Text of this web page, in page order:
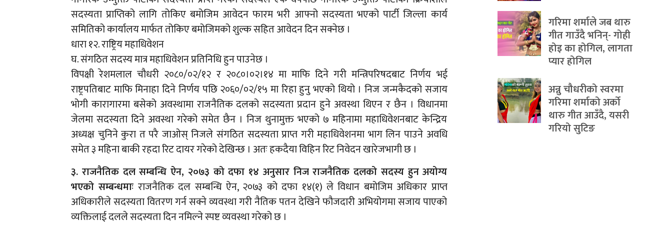
सदस्यता प्राप्तिको लागि तोकिए बमोजिम आवेदन फारम भरी आफ्नो सदस्यता भएको पार्टी जिल्ला कार्य
समितिको कार्यालय मार्फत तोकिए बमोजिमको शुल्क सहित आवेदन दिन सक्नेछ ।
धारा १२. राष्ट्रिय महाधिवेशन
घ. संगठित सदस्य मात्र महाधिवेशन प्रतिनिधि हुन पाउनेछ ।
विपक्षी रेशमलाल चौधरी २०८०/०२/१२ र २०८०।०२।१४ मा माफि दिने गरी मन्त्रिपरिषदबाट निर्णय भई
राष्ट्रपतिबाट माफि मिनाहा दिने निर्णय पछि २०६०/०२/१५ मा रिहा हुनु भएको थियो । निज जन्मकैदको सजाय
भोगी कारागारमा बसेको अवस्थामा राजनैतिक दलको सदस्यता प्रदान हुने अवस्था थिएन र छैन । विधानमा
जेलमा सदस्यता दिने अवस्था गरेको समेत छैन । निज थुनामुक्त भएको ७ महिनामा महाधिवेशनबाट केन्द्रिय
अध्यक्ष चुनिने कुरा त परै जाओस् निजले संगठित सदस्यता प्राप्त गरी महाधिवेशनमा भाग लिन पाउने अवधि
समेत ३ महिना बाकी रहदा रिट दायर गरेको देखिन्छ । अतः हकदैया विहिन रिट निवेदन खारेजभागी छ ।
३. राजनैतिक दल सम्बन्धि ऐन, २०७३ को दफा १४ अनुसार निज राजनैतिक दलको सदस्य हुन अयोग्य
भएको सम्बन्धमाः राजनैतिक दल सम्बन्धि ऐन, २०७३ को दफा १४(१) ले विधान बमोजिम अधिकार प्राप्त
अधिकारीले सदस्यता वितरण गर्न सक्ने व्यवस्था गरी नैतिक पतन देखिने फौजदारी अभियोगमा सजाय पाएको
व्यक्तिलाई दलले सदस्यता दिन नमिल्ने स्पष्ट व्यवस्था गरेको छ ।
गरिमा शर्माले जब थारु
गीत गाउँदै भनिन्- गोही
होइ का होगिल, लागता
प्यार होगिल
अन्नु चौधरीको स्वरमा
गरिमा शर्माको अर्को
थारु गीत आउँदै, यसरी
गरियो सुटिङ